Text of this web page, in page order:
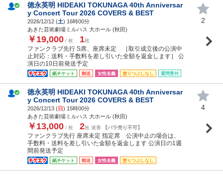
徳永英明 HIDEAKI TOKUNAGA 40th Anniversar
y Concert Tour 2026 COVERS & BEST
2026/12/12 (土) 16時00分
あきた芸術劇場ミルハス 大ホール (秋田)
￥19,000 / 枚 1枚
ファンクラブ先行 S席、座席未定 ［取引成立後の公演中
止対応：送料・手数料を差し引いた全額を返金します］ 公
演日の10日前発送予定
紙チケット 郵送 女性名義 塗りつぶしなし 質問受付
2
徳永英明 HIDEAKI TOKUNAGA 40th Anniversar
y Concert Tour 2026 COVERS & BEST
2026/12/13 (日) 15時00分
あきた芸術劇場ミルハス 大ホール (秋田)
￥13,000 / 枚 2枚 連番 【バラ売り不可】
ファンクラブ先行 座席未定 指定席 公演中止の場合は、
手数料・送料を差し引いた金額を返金します 公演日の1週
間前発送予定
紙チケット 郵送 女性名義 塗りつぶしなし
4